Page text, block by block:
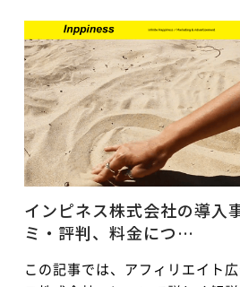
インピネス株式会社の導入
ミ・評判、料金につ…
この記事では、アフィリエイト